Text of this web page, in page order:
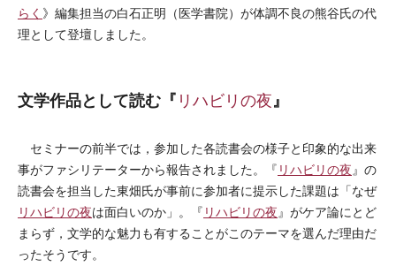
らく 》編集担当の白石正明（医学書院）が体調不良の熊谷氏の代
理として登壇しました。
文学作品として読む『 リハビリの夜』
セミナーの前半では，参加した各読書会の様子と印象的な出来
事がファシリテーターから報告されました。『 リハビリの夜 』の
読書会を担当した東畑氏が事前に参加者に提示した課題は「なぜ
リハビリの夜は面白いのか」。『 リハビリの夜 』がケア論にとど
まらず，文学的な魅力も有することがこのテーマを選んだ理由だ
ったそうです。